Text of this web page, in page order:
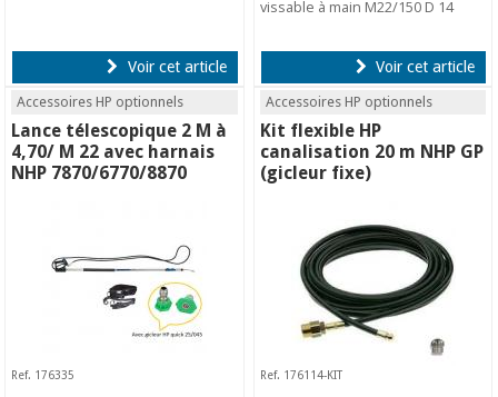
Voir cet article
vissable à main M22/150 D 14
Voir cet article
Accessoires HP optionnels
Lance télescopique 2 M à
4,70/ M 22 avec harnais
NHP 7870/6770/8870
Ref. 176335
Accessoires HP optionnels
Kit flexible HP
canalisation 20 m NHP GP
(gicleur fixe)
Ref. 176114-KIT